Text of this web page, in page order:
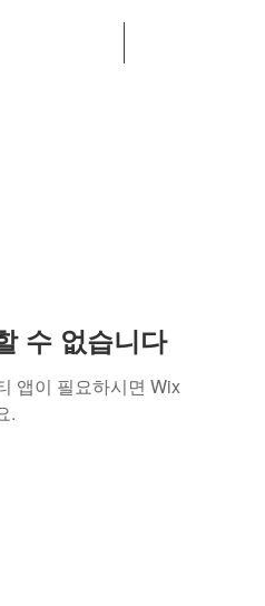
수 없습니다
앱이 필요하시면 Wix
.